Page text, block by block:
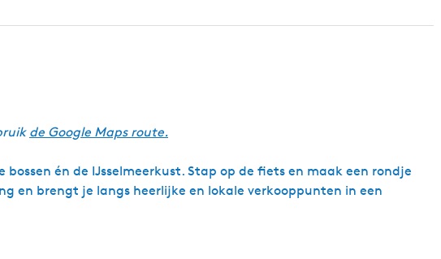
d
k
p
de Google Maps route.
én de IJsselmeerkust. Stap op de fiets en maak een rondje
en brengt je langs heerlijke en lokale verkooppunten in een